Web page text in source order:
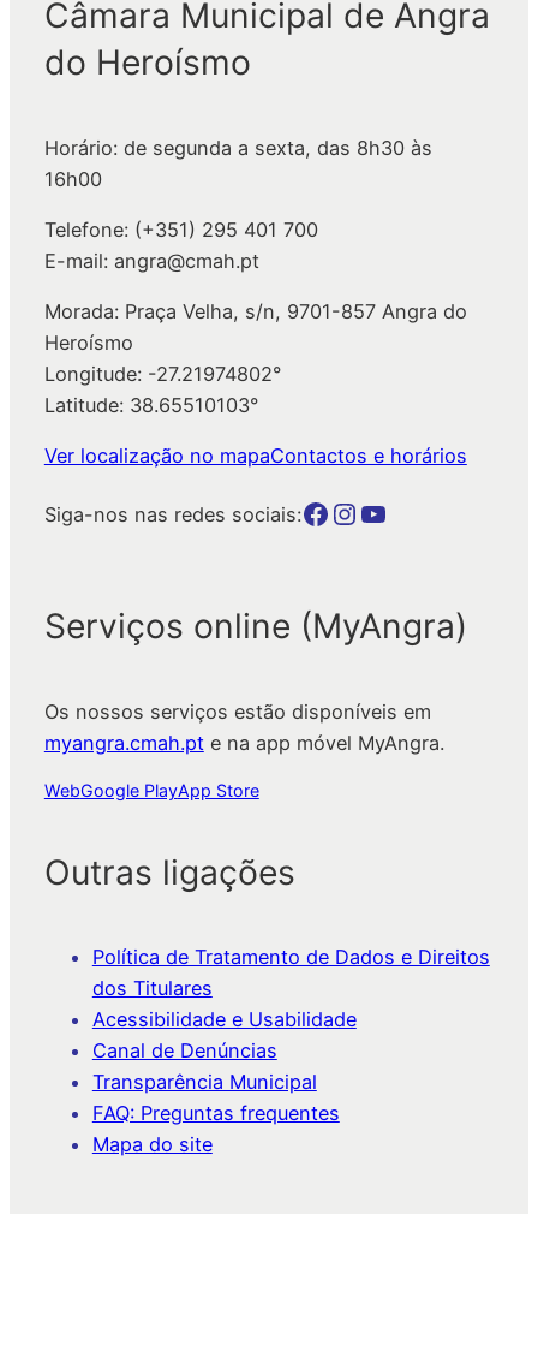
uCâmara Municipal de Angra
do Heroísmo
Horário: de segunda a sexta, das 8h30 às
16h00
Telefone: (+351) 295 401 700
E-mail: angra@cmah.pt
Morada: Praça Velha, s/n, 9701-857 Angra do
Heroísmo
Longitude: -27.21974802°
Latitude: 38.65510103°
Ver localização no mapaContactos e horários
Siga-nos nas redes sociais:Botão para a página da autarquia no Facebook Botão para a página da autarquia no Instagram Botão para a página da autarquia no Youtube
Serviços online (MyAngra)
Os nossos serviços estão disponíveis em
myangra.cmah.pt e na app móvel MyAngra.
WebGoogle PlayApp Store
Outras ligações
Política de Tratamento de Dados e Direitos
dos Titulares
Acessibilidade e Usabilidade
Canal de Denúncias
Transparência Municipal
FAQ: Preguntas frequentes
Mapa do site